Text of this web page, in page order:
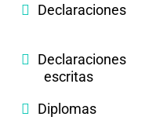
Declaraciones
Declaraciones
escritas
Diplomas